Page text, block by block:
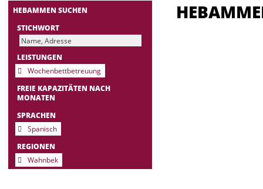
HEBAMMEN SUCHEN
STICHWORT
LEISTUNGEN
Wochenbettbetreuung
FREIE KAPAZITÄTEN NACH
MONATEN
SPRACHEN
Spanisch
REGIONEN
Wahnbek